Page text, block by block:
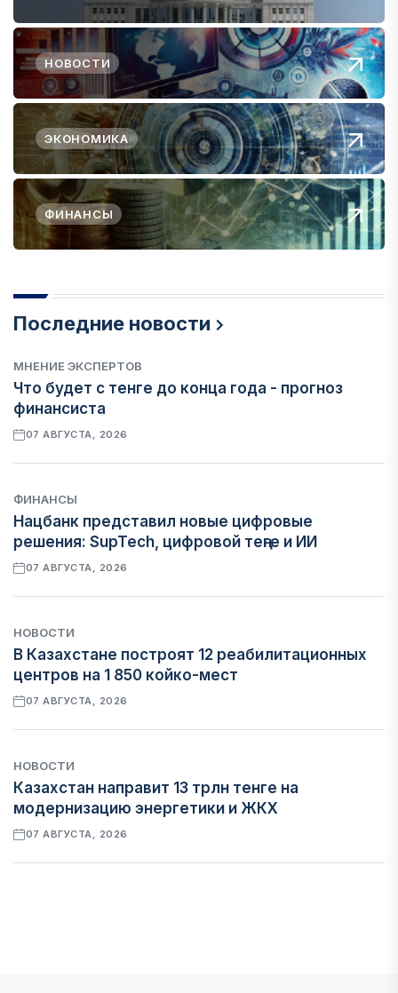
НОВОСТИ
ЭКОНОМИКА
ФИНАНСЫ
Последние новости
МНЕНИЕ ЭКСПЕРТОВ
Что будет с тенге до конца года - прогноз
финансиста
07 АВГУСТА, 2026
ФИНАНСЫ
Нацбанк представил новые цифровые
решения: SupTech, цифровой теңге и ИИ
07 АВГУСТА, 2026
НОВОСТИ
В Казахстане построят 12 реабилитационных
центров на 1 850 койко-мест
07 АВГУСТА, 2026
НОВОСТИ
Казахстан направит 13 трлн тенге на
модернизацию энергетики и ЖКХ
07 АВГУСТА, 2026